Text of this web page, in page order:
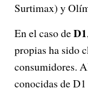
Surtimax) y
En el caso deD1
propias ha sido
consumidores.
conocidas de